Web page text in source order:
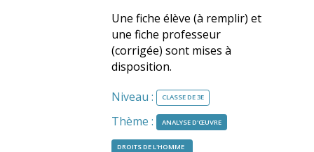
Une fiche élève (à remplir) et
une fiche professeur
(corrigée) sont mises à
disposition.
Niveau :
CLASSE DE 3E
Thème : ANALYSE D'ŒUVRE
DROITS DE L'HOMME